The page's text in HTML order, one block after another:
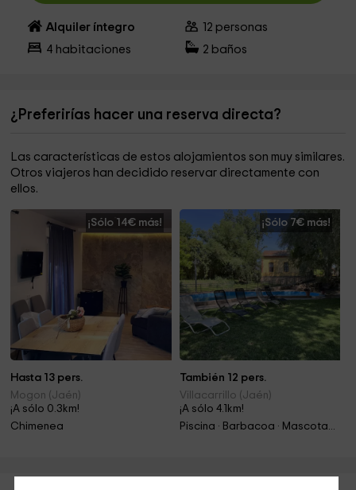
Alquiler íntegro 12 personas
4 habitaciones 2 baños
¿Preferirías hacer una reserva directa?
Las características de estos alojamientos son muy similares.
Otros viajeros han decidido reservar directamente con
ellos.
¡Sólo 14€ más!
Hasta 13 pers.
Mogon (Jaén)
¡A sólo 0.3km!
Chimenea
¡Sólo 7€ más!
También 12 pers.
Villacarrillo (Jaén)
¡A sólo 4.1km!
Piscina · Barbacoa · Mascotas · Chimenea